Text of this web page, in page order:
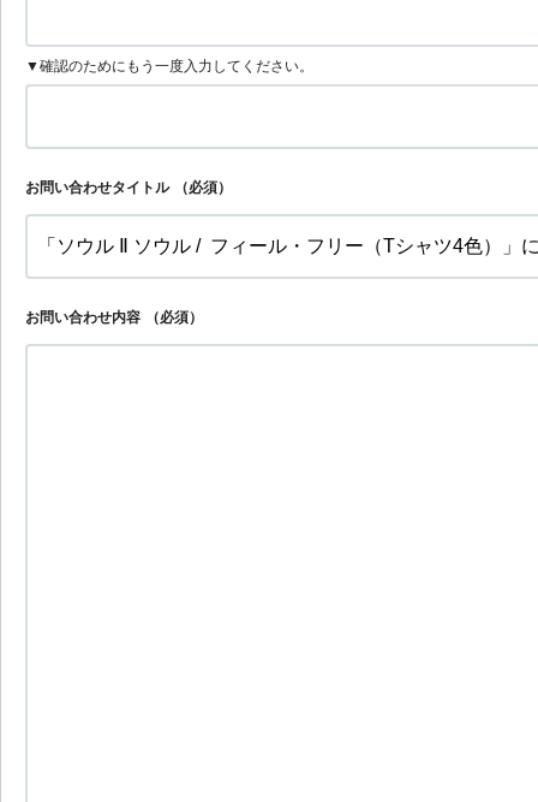
▼確認のためにもう一度入力してください。
お問い合わせタイトル （必須）
お問い合わせ内容 （必須）